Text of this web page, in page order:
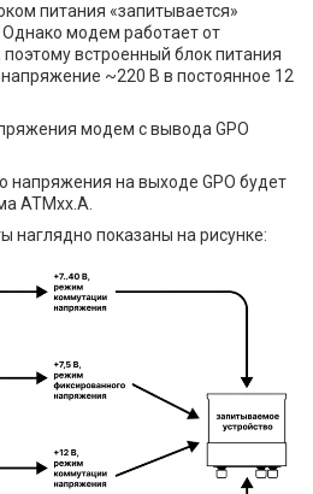
питания «запитывается»
модем работает от
встроенный блок питания
~220 В в постоянное 12
модем с вывода GPO
напряжения на выходе GPO будет
АТМxx.A.
показаны на рисунке: